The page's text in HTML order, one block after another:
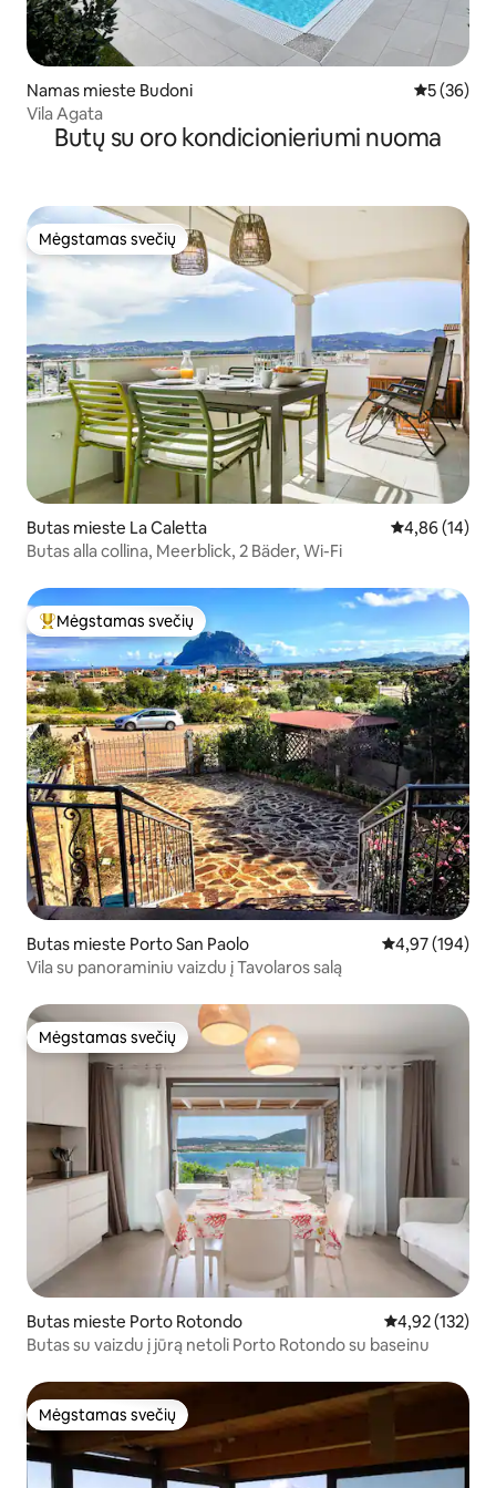
Namas mieste Budoni Vidutinis
5 (36)
Vila Agata
Butų su oro kondicionieriumi nuoma
Mėgstamas svečių
Mėgstamas svečių
Butas mieste La Caletta Vidutinis
4,86 (14)
Butas alla collina, Meerblick, 2 Bäder, Wi-Fi
Svečių mėgstamiausias
Mėgstamas svečių
Butas mieste Porto San Paolo Vidutinis
4,97 (194)
Vila su panoraminiu vaizdu į Tavolaros salą
Mėgstamas svečių
Mėgstamas svečių
Butas mieste Porto Rotondo Vidutinis
4,92 (132)
Butas su vaizdu į jūrą netoli Porto Rotondo su baseinu
Mėgstamas svečių
Mėgstamas svečių